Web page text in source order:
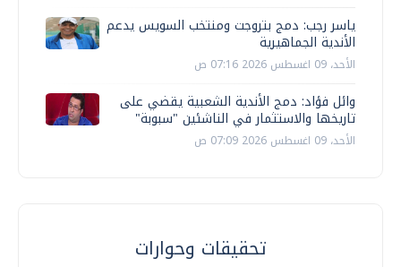
ياسر رجب: دمج بتروجت ومنتخب السويس يدعم
الأندية الجماهيرية
الأحد، 09 اغسطس 2026 07:16 ص
وائل فؤاد: دمج الأندية الشعبية يقضي على
تاريخها والاستثمار في الناشئين "سبوبة"
الأحد، 09 اغسطس 2026 07:09 ص
تحقيقات وحوارات